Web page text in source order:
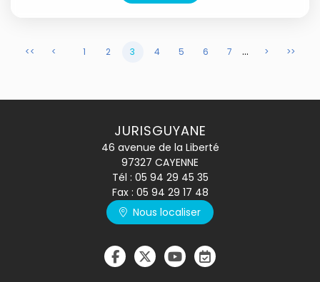
<< < 1 2 3 4 5 6 7 ... > >>
JURISGUYANE
46 avenue de la Liberté
97327 CAYENNE
Tél : 05 94 29 45 35
Fax : 05 94 29 17 48
Nous localiser